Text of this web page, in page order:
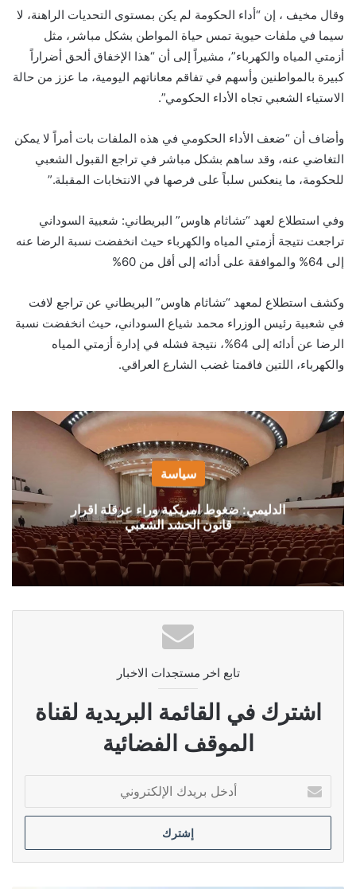
وقال مخيف ، إن “أداء الحكومة لم يكن بمستوى التحديات الراهنة، لا
سيما في ملفات حيوية تمس حياة المواطن بشكل مباشر، مثل
أزمتي المياه والكهرباء”، مشيراً إلى أن “هذا الإخفاق ألحق أضراراً
كبيرة بالمواطنين وأسهم في تفاقم معاناتهم اليومية، ما عزز من حالة
الاستياء الشعبي تجاه الأداء الحكومي”.
وأضاف أن “ضعف الأداء الحكومي في هذه الملفات بات أمراً لا يمكن
التغاضي عنه، وقد ساهم بشكل مباشر في تراجع القبول الشعبي
للحكومة، ما ينعكس سلباً على فرصها في الانتخابات المقبلة.”
وفي استطلاع لعهد “تشاثام هاوس” البريطاني: شعبية السوداني
تراجعت نتيجة أزمتي المياه والكهرباء حيث انخفضت نسبة الرضا عنه
إلى 64% والموافقة على أدائه إلى أقل من 60%
وكشف استطلاع لمعهد “تشاثام هاوس” البريطاني عن تراجع لافت
في شعبية رئيس الوزراء محمد شياع السوداني، حيث انخفضت نسبة
الرضا عن أدائه إلى 64%، نتيجة فشله في إدارة أزمتي المياه
والكهرباء، اللتين فاقمتا غضب الشارع العراقي.
سياسة
الدليمي: ضغوط امريكية وراء عرقلة اقرار
قانون الحشد الشعبي
تابع اخر مستجدات الاخبار
اشترك في القائمة البريدية لقناة
الموقف الفضائية
بريدك
الإلكتروني